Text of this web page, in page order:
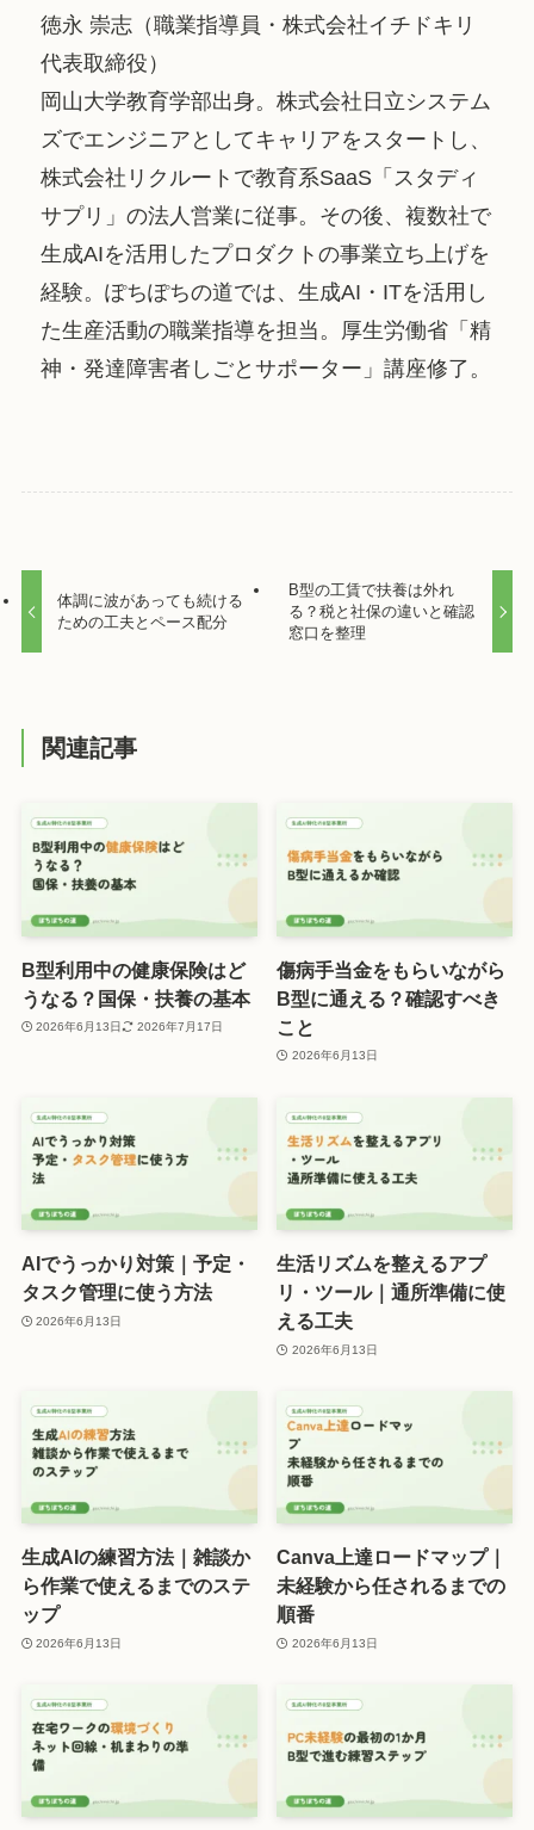
徳永 崇志（職業指導員・株式会社イチドキリ
代表取締役）
岡山大学教育学部出身。株式会社日立システム
ズでエンジニアとしてキャリアをスタートし、
株式会社リクルートで教育系SaaS「スタディ
サプリ」の法人営業に従事。その後、複数社で
生成AIを活用したプロダクトの事業立ち上げを
経験。ぽちぽちの道では、生成AI・ITを活用し
た生産活動の職業指導を担当。厚生労働省「精
神・発達障害者しごとサポーター」講座修了。
体調に波があっても続ける
ための工夫とペース配分
B型の工賃で扶養は外れ
る？税と社保の違いと確認
窓口を整理
関連記事
B型利用中の健康保険はど
うなる？国保・扶養の基本
2026年6月13日 2026年7月17日
傷病手当金をもらいながら
B型に通える？確認すべき
こと
2026年6月13日
AIでうっかり対策｜予定・
タスク管理に使う方法
2026年6月13日
生活リズムを整えるアプ
リ・ツール｜通所準備に使
える工夫
2026年6月13日
生成AIの練習方法｜雑談か
ら作業で使えるまでのステ
ップ
2026年6月13日
Canva上達ロードマップ｜
未経験から任されるまでの
順番
2026年6月13日